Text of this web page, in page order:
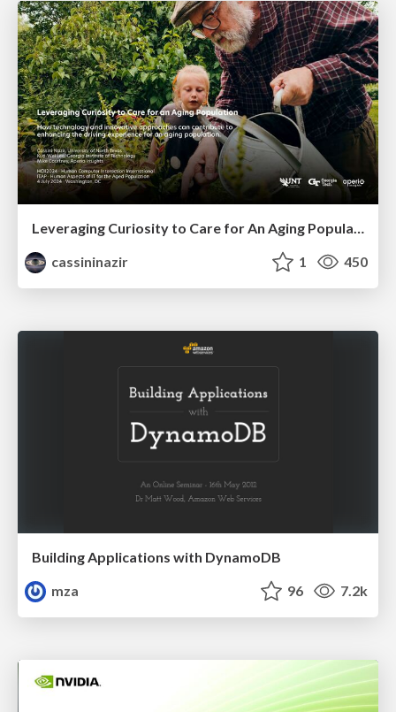
cassininazir
1 450
Building Applications with DynamoDB
mza
96 7.2k